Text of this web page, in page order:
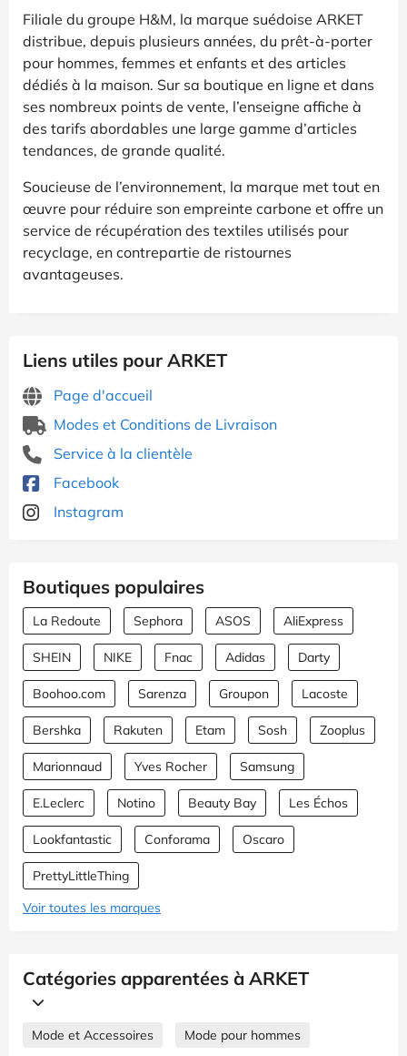
Filiale du groupe H&M, la marque suédoise ARKET
distribue, depuis plusieurs années, du prêt-à-porter
pour hommes, femmes et enfants et des articles
dédiés à la maison. Sur sa boutique en ligne et dans
ses nombreux points de vente, l’enseigne affiche à
des tarifs abordables une large gamme d’articles
tendances, de grande qualité.
Soucieuse de l’environnement, la marque met tout en
œuvre pour réduire son empreinte carbone et offre un
service de récupération des textiles utilisés pour
recyclage, en contrepartie de ristournes
avantageuses.
Liens utiles pour ARKET
Page d'accueil
Modes et Conditions de Livraison
Service à la clientèle
Facebook
Instagram
Boutiques populaires
La Redoute Sephora ASOS AliExpress
SHEIN NIKE Fnac Adidas Darty
Boohoo.com Sarenza Groupon Lacoste
Bershka Rakuten Etam Sosh Zooplus
Marionnaud Yves Rocher Samsung
E.Leclerc Notino Beauty Bay Les Échos
Lookfantastic Conforama Oscaro
PrettyLittleThing
Voir toutes les marques
Catégories apparentées à ARKET
Mode et Accessoires Mode pour hommes